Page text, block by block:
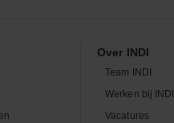
Over INDI
Team INDI
Werken bij INDI
Vacatures